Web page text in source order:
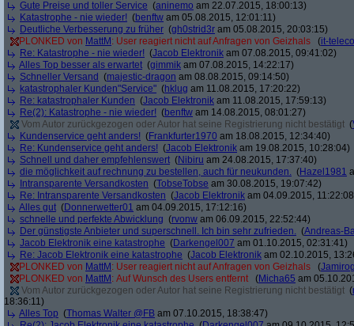
Gute Preise und toller Service (aninemo am 22.07.2015, 18:00:13)
Katastrophe - nie wieder! (benftw am 05.08.2015, 12:01:11)
Deutliche Verbesserung zu früher (gh0strid3r am 05.08.2015, 20:03:15)
PLONKED von MattM : User reagiert nicht auf Anfragen von Geizhals (it-
Re: Katastrophe - nie wieder! (Jacob Elektronik am 07.08.2015, 09:41:02)
Alles Top besser als erwartet (gimmik am 07.08.2015, 14:22:17)
Schneller Versand (majestic-dragon am 08.08.2015, 09:14:50)
katastrophaler Kunden"Service" (hklug am 11.08.2015, 17:20:22)
Re: katastrophaler Kunden (Jacob Elektronik am 11.08.2015, 17:59:13)
Re(2): Katastrophe - nie wieder! (benftw am 14.08.2015, 08:01:27)
Vom Autor zurückgezogen oder Autor hat seine Registrierung nicht bestätigt (
Kundenservice geht anders! (Frankfurter1970 am 18.08.2015, 12:34:40)
Re: Kundenservice geht anders! (Jacob Elektronik am 19.08.2015, 10:28:04)
Schnell und daher empfehlenswert (Nibiru am 24.08.2015, 17:37:40)
die möglichkeit auf rechnung zu bestellen, auch für neukunden. (Hazel1981
Intransparente Versandkosten (TobseTobse am 30.08.2015, 19:07:42)
Re: Intransparente Versandkosten (Jacob Elektronik am 04.09.2015,
Alles gut (Donnerwetter01 am 04.09.2015, 17:12:16)
schnelle und perfekte Abwicklung (rvonw am 06.09.2015, 22:52:44)
Der günstigste Anbieter und superschnell. Ich bin sehr zufrieden. (Andreas-
Jacob Elektronik eine katastrophe (Darkengel007 am 01.10.2015, 02:31:41)
Re: Jacob Elektronik eine katastrophe (Jacob Elektronik am 02.10.2015,
PLONKED von MattM : User reagiert nicht auf Anfragen von Geizhals (
PLONKED von MattM : Auf Wunsch des Users entfernt (Micha65 am
Vom Autor zurückgezogen oder Autor hat seine Registrierung nicht bestätigt (
18:36:11)
Alles Top (Thomas Walter @FB am 07.10.2015, 18:38:47)